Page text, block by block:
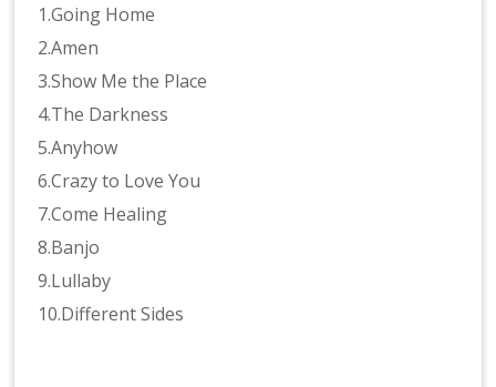
1.Going Home
2.Amen
3.Show Me the Place
4.The Darkness
5.Anyhow
6.Crazy to Love You
7.Come Healing
8.Banjo
9.Lullaby
10.Different Sides